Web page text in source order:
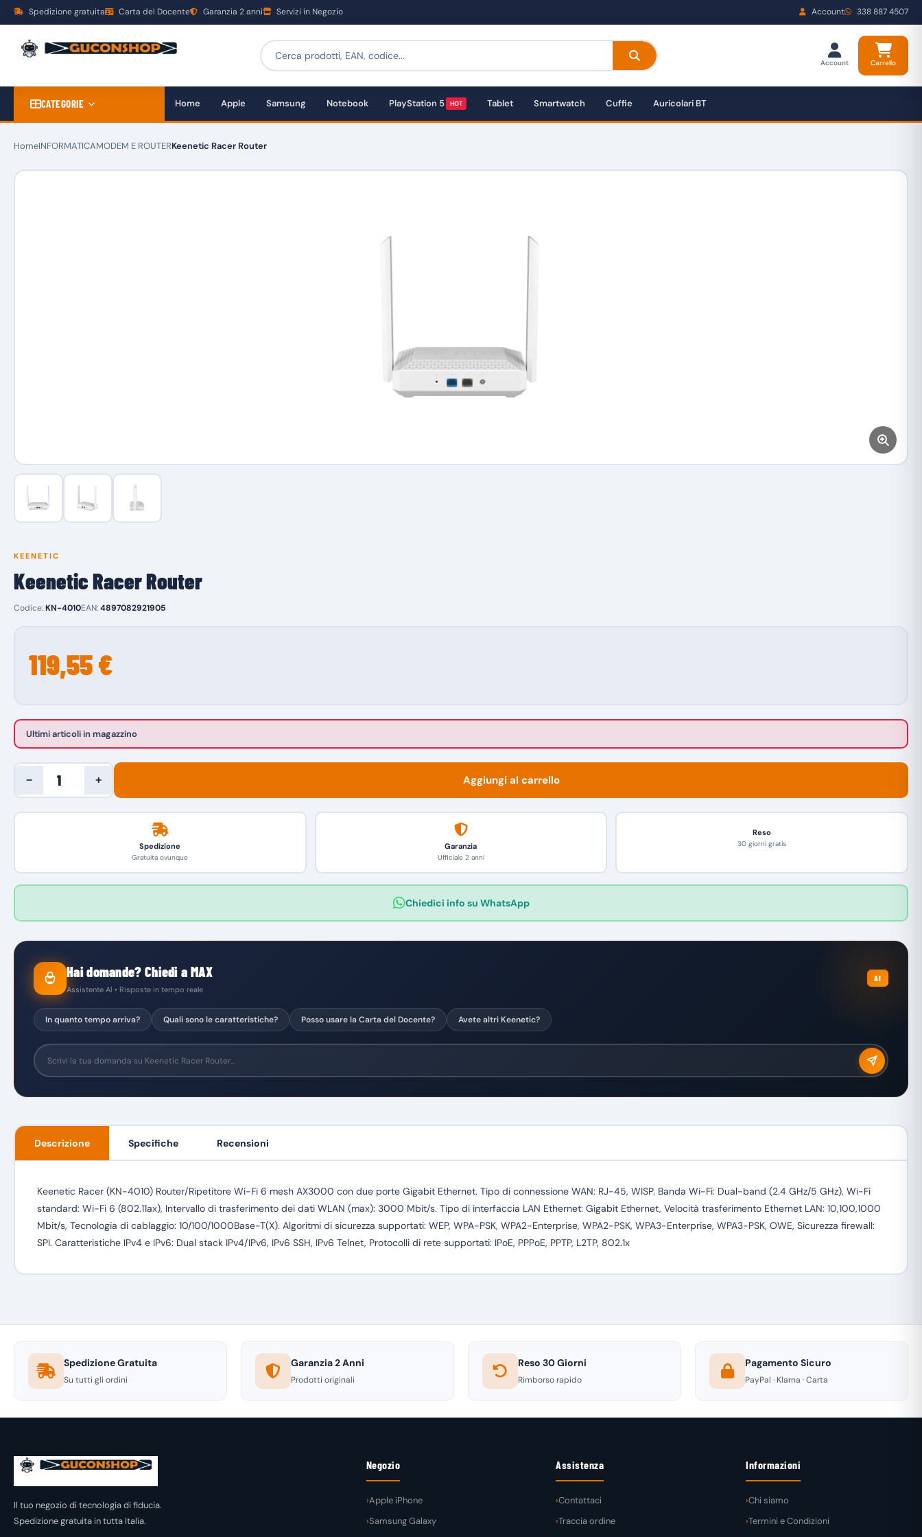
Spedizione gratuita Carta del Docente Garanzia 2 anni Servizi in Negozio Account 338 887 4507
Account Carrello
CATEGORIE Home Apple Samsung Notebook PlayStation 5 HOT Tablet Smartwatch Cuffie Auricolari BT
HomeINFORMATICAMODEM E ROUTERKeenetic Racer Router
KEENETIC
Keenetic Racer Router
Codice:KN-4010EAN:4897082921905
119,55 €
Ultimi articoli in magazzino
− + Aggiungi al carrello
Spedizione
Gratuita ovunque
Garanzia
Ufficiale 2 anni
Reso
30 giorni gratis
Chiedici info su WhatsApp
Hai domande? Chiedi a MAX
Assistente AI • Risposte in tempo reale
AI
In quanto tempo arriva? Quali sono le caratteristiche? Posso usare la Carta del Docente? Avete altri Keenetic?
Descrizione Specifiche Recensioni
Keenetic Racer (KN-4010) Router/Ripetitore Wi-Fi 6 mesh AX3000 con due porte Gigabit Ethernet. Tipo di connessione WAN: RJ-45, WISP. Banda Wi-Fi: Dual-band (2.4 GHz/5 GHz), Wi-Fi
standard: Wi-Fi 6 (802.11ax), Intervallo di trasferimento dei dati WLAN (max): 3000 Mbit/s. Tipo di interfaccia LAN Ethernet: Gigabit Ethernet, Velocità trasferimento Ethernet LAN: 10,100,1000
Mbit/s, Tecnologia di cablaggio: 10/100/1000Base-T(X). Algoritmi di sicurezza supportati: WEP, WPA-PSK, WPA2-Enterprise, WPA2-PSK, WPA3-Enterprise, WPA3-PSK, OWE, Sicurezza firewall:
SPI. Caratteristiche IPv4 e IPv6: Dual stack IPv4/IPv6, IPv6 SSH, IPv6 Telnet, Protocolli di rete supportati: IPoE, PPPoE, PPTP, L2TP, 802.1x
Spedizione Gratuita
Su tutti gli ordini
Garanzia 2 Anni
Prodotti originali
Reso 30 Giorni
Rimborso rapido
Pagamento Sicuro
PayPal · Klarna · Carta
Il tuo negozio di tecnologia di fiducia.
Spedizione gratuita in tutta Italia.
Negozio
Apple iPhone
Samsung Galaxy
Assistenza
Contattaci
Traccia ordine
Informazioni
Chi siamo
Termini e Condizioni